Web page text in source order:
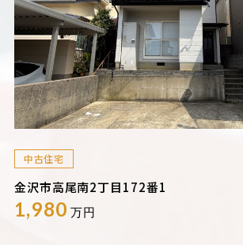
中古住宅
金沢市高尾南2丁目172番1
1,980 万円